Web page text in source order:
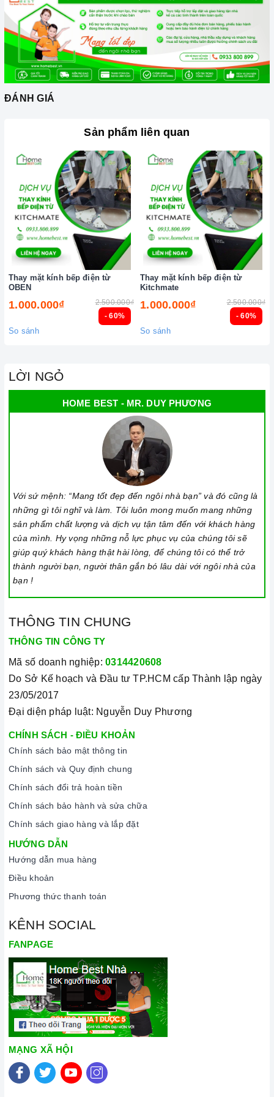
Hình ảnh kỹ thuật viên thay kính mặt bếp
Mặt kính mà bếp từ Chefs sử dụng
1. Kính Ceramic là gì?
là loại kính có cấu trúc đặc biệt, được sản xuất
bằng cách nung chảy các hạt khoáng chất tự nhiên đến từ đất
sét, thạch anh, vôi và các phụ gia khác ở nhiệt độ rất cao. Đây
vệ sinh và bảo trì. Dưới đây là mô tả về cấu trúc và đặc tính
Bo viền mặt kính Ceramic
Cấu trúc:
nhau.
Các lớp kính được liên kết với nhau bởi những lớp keo đặc
biệt để tạo nên một mặt kính thống nhất và cứng nhất.
Độ dày củakính Ceramicthường đạt từ 4-6 mm.
bất kỳ hư hỏng, nứt vỡ, hay biến dạng trong quá trình sử
và tùy chỉnh theo phong cách nội thất của nhà hàng, khách
sạn hoặc ngôi nhà.
Mặt kính Ceramic cao cấp
Hiện nay, có 2 thương hiệu nổi tiếng sản xuất ra mặt
ĐÁNH GIÁ
Sản phẩm liên quan
- 60%
Thay mặt kính bếp điện từ
OBEN
1.000.000₫ 2.500.000₫
So sánh
- 60%
Thay mặt kính bếp điện từ
Kitchmate
1.000.000₫ 2.500.000₫
So sánh
LỜI NGỎ
HOME BEST - MR. DUY PHƯƠNG
Với sứ mệnh: “Mang tốt đẹp đến ngôi nhà bạn” và đó cũng là
những gì tôi nghĩ và làm. Tôi luôn mong muốn mang những
sản phẩm chất lượng và dịch vụ tận tâm đến với khách hàng
của mình. Hy vọng những nỗ lực phục vụ của chúng tôi sẽ
giúp quý khách hàng thật hài lòng, để chúng tôi có thể trở
thành người bạn, người thân gắn bó lâu dài với ngôi nhà của
bạn !
THÔNG TIN CHUNG
THÔNG TIN CÔNG TY
Mã số doanh nghiệp: 0314420608
Do Sở Kế hoạch và Đầu tư TP.HCM cấp Thành lập ngày
23/05/2017
Đại diện pháp luật: Nguyễn Duy Phương
CHÍNH SÁCH - ĐIỀU KHOẢN
Chính sách bảo mật thông tin
Chính sách và Quy định chung
Chính sách đổi trả hoàn tiền
Chính sách bảo hành và sửa chữa
Chính sách giao hàng và lắp đặt
HƯỚNG DẪN
Hướng dẫn mua hàng
Điều khoản
Phương thức thanh toán
KÊNH SOCIAL
FANPAGE
MẠNG XÃ HỘI